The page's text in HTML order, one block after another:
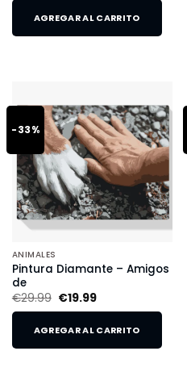
AGREGAR AL CARRITO
-33%
ANIMALES
Pintura Diamante – Amigos
de
€29.99 €19.99
AGREGAR AL CARRITO